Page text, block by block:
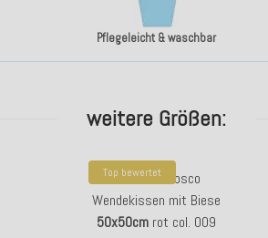
Pflegeleicht & waschbar
weitere Größen:
Top bewertet
H.O.C.K. Refosco
Wendekissen mit Biese
50x50cm rot col. 009